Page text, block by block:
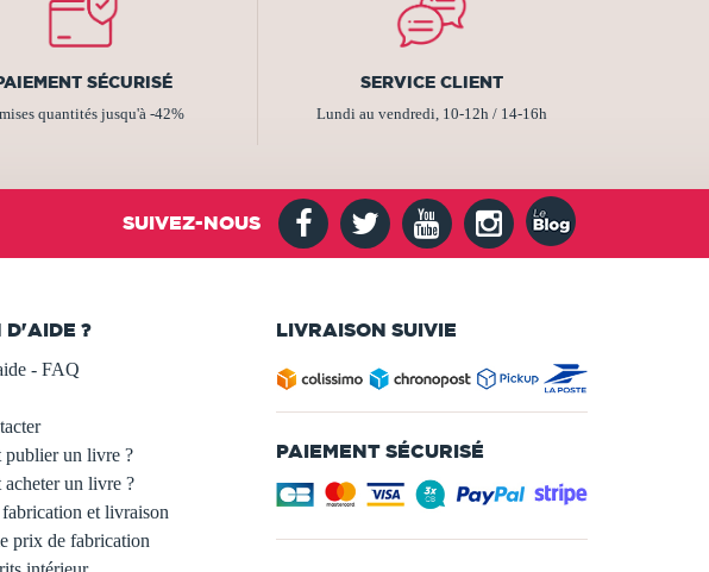
SÉCURISÉ
quantités jusqu'à -42%
SERVICE CLIENT
Lundi au vendredi, 10-12h / 14-16h
SUIVEZ-NOUS
D'AIDE ?
- FAQ
publier un livre ?
acheter un livre ?
et livraison
prix de fabrication
LIVRAISON SUIVIE
PAIEMENT SÉCURISÉ